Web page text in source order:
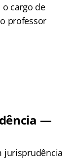
cargo de
professor
—
jurisprudência